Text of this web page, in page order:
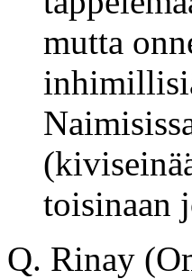
mutta
toisinaan
Q. Rinay